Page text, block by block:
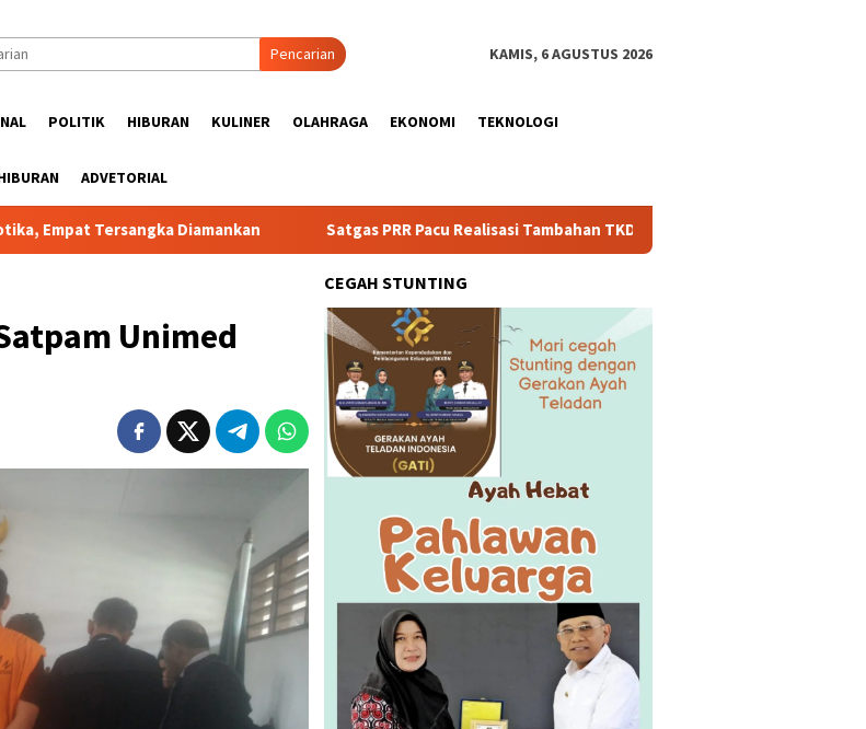
Pencarian KAMIS, 6 AGUSTUS 2026
POLITIK HIBURAN KULINER OLAHRAGA EKONOMI TEKNOLOGI
ADVETORIAL
Diamankan Satgas PRR Pacu Realisasi Tambahan TKD Aceh Rp1,65 Triliun, Pastikan Transparan dan
Unimed
CEGAH STUNTING